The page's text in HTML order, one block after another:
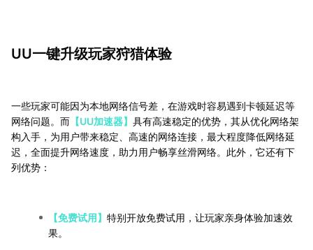
UU一键升级玩家狩猎体验
一些玩家可能因为本地网络信号差，在游戏时容易遇到卡顿延迟等
网络问题。而 【UU加速器】 具有高速稳定的优势，其从优化网络架
构入手，为用户带来稳定、高速的网络连接，最大程度降低网络延
迟，全面提升网络速度，助力用户畅享丝滑网络。此外，它还有下
列优势：
【免费试用】 特别开放免费试用，让玩家亲身体验加速效
果。